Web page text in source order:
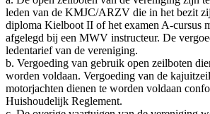
leden van de KMJC/ARZV die in het bezit
diploma Kielboot II of het examen A-cursus
afgelegd bij een MWV instructeur. De
ledentarief van de vereniging.
b. Vergoeding van gebruik open zeilboten
worden voldaan. Vergoeding van de
motorjachten dienen te worden voldaan
Huishoudelijk Reglement.